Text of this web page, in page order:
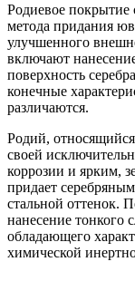
Родиевое покрытие
метода придания
улучшенного
включают
поверхность
конечные
различаются.
Родий,
своей
коррозии и ярким,
придает
стальной оттенок.
нанесение тонкого
обладающего
химической